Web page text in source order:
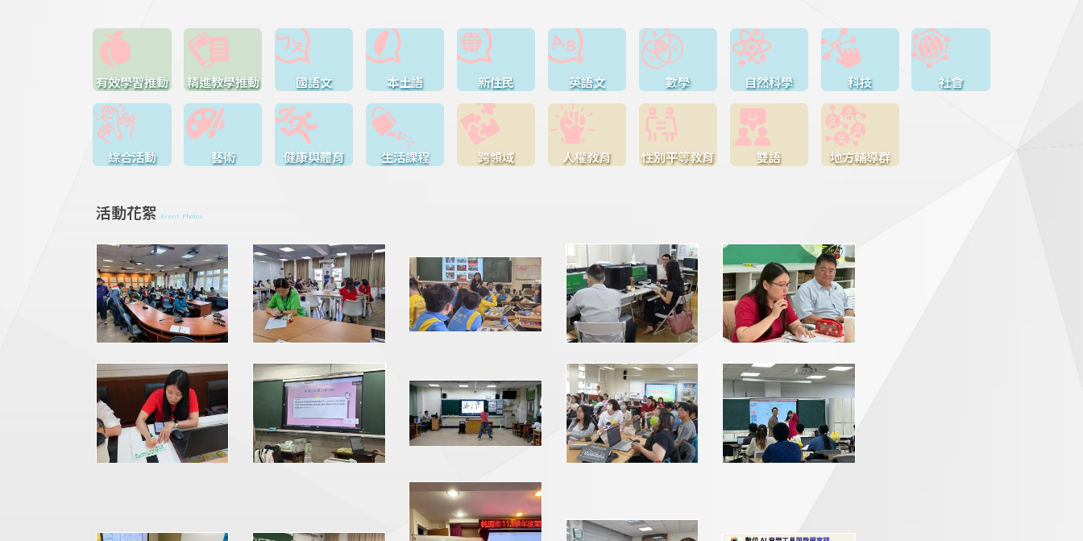
有效學習推動 精進教學推動 國語文 本土語 新住民 英語文 數學 自然科學 科技 社會
綜合活動 藝術 健康與體育 生活課程 跨領域 人權教育 性別平等教育 雙語 地方輔導群
活動花絮 Event Photos